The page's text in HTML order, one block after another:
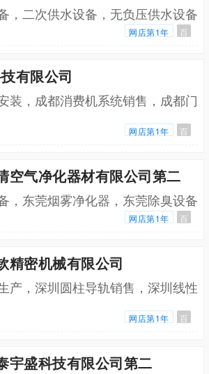
，二次供水设备，无负压供水设备
网店第1年 百
有限公司
装，成都消费机系统销售，成都门
网店第1年 百
空气净化器材有限公司第二
，东莞烟雾净化器，东莞除臭设备
网店第1年 百
精密机械有限公司
产，深圳圆柱导轨销售，深圳线性
网店第1年 百
宇盛科技有限公司第二